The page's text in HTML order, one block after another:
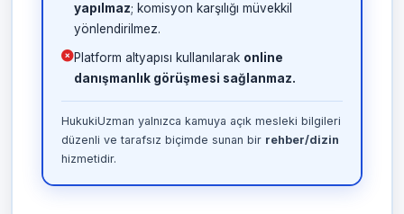
yapılmaz; komisyon karşılığı müvekkil
yönlendirilmez.
Platform altyapısı kullanılarak online
danışmanlık görüşmesi sağlanmaz.
HukukiUzman yalnızca kamuya açık mesleki bilgileri
düzenli ve tarafsız biçimde sunan bir rehber/dizin
hizmetidir.